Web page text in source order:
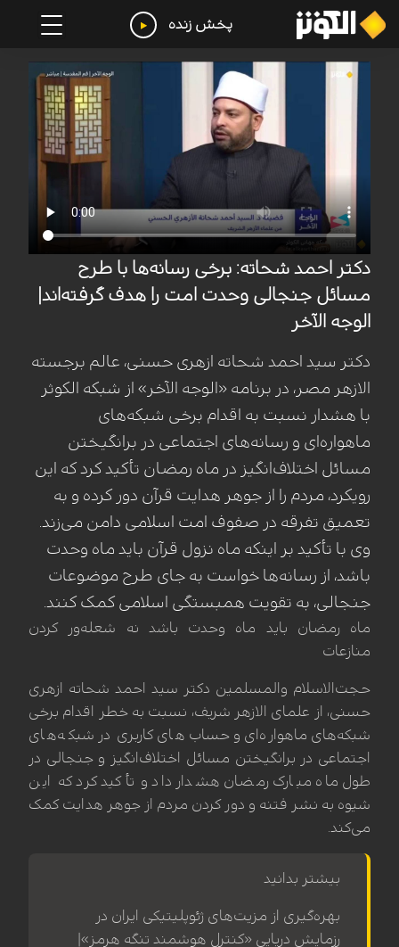
پخش زنده
دکتر احمد شحاته: برخی رسانه‌ها با طرح
مسائل جنجالی وحدت امت را هدف گرفته‌اند|
الوجه الآخر
دکتر سید احمد شحاته ازهری حسنی، عالم برجسته
الازهر مصر، در برنامه «الوجه الآخر» از شبکه الکوثر
با هشدار نسبت به اقدام برخی شبکه‌های
ماهواره‌ای و رسانه‌های اجتماعی در برانگیختن
مسائل اختلاف‌انگیز در ماه رمضان تأکید کرد که این
رویکرد، مردم را از جوهر هدایت قرآن دور کرده و به
تعمیق تفرقه در صفوف امت اسلامی دامن می‌زند.
وی با تأکید بر اینکه ماه نزول قرآن باید ماه وحدت
باشد، از رسانه‌ها خواست به جای طرح موضوعات
جنجالی، به تقویت همبستگی اسلامی کمک کنند.
ماه رمضان باید ماه وحدت باشد نه شعله‌ور کردن
منازعات
حجت‌الاسلام والمسلمین دکتر سید احمد شحاته ازهری
حسنی، از علمای الازهر شریف، نسبت به خطر اقدام برخی
شبکه‌های ماهواره‌ای و حساب‌های کاربری در شبکه‌های
اجتماعی در برانگیختن مسائل اختلاف‌انگیز و جنجالی در
طول ماه مبارک رمضان هشدار داد و تأکید کرد که این
شیوه به نشر فتنه و دور کردن مردم از جوهر هدایت کمک
می‌کند.
بیشتر بدانید
بهره‌گیری از مزیت‌های ژئوپلیتیکی ایران در
رزمایش دریایی «کنترل هوشمند تنگه هرمز»|